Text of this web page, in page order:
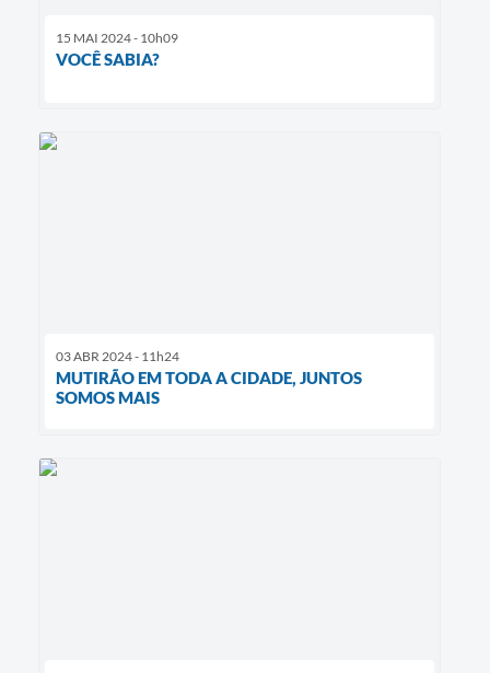
15 MAI 2024 - 10h09
VOCÊ SABIA?
03 ABR 2024 - 11h24
MUTIRÃO EM TODA A CIDADE, JUNTOS
SOMOS MAIS